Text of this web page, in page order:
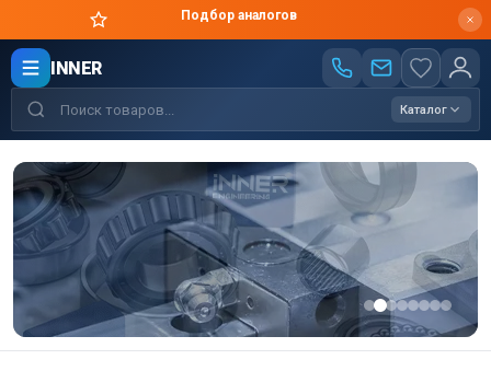
Подбор аналогов
INNER
Каталог